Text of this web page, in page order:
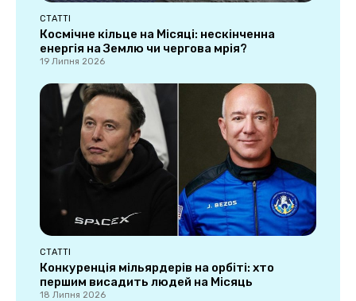
СТАТТІ
Космічне кільце на Місяці: нескінченна
енергія на Землю чи чергова мрія?
19 Липня 2026
СТАТТІ
Конкуренція мільярдерів на орбіті: хто
першим висадить людей на Місяць
18 Липня 2026